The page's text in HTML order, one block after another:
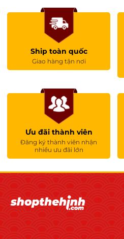
Ship toàn quốc
Giao hàng tận nơi
Ưu đãi thành viên
Đăng ký thành viên nhận
nhiều ưu đãi lớn